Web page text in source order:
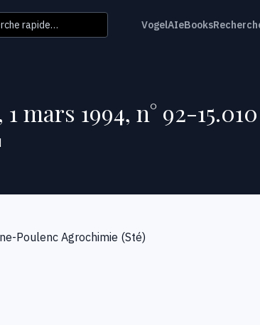
rapide… VogelAIeBooks
mars 1994, n° 92-15.010
Poulenc Agrochimie (Sté)